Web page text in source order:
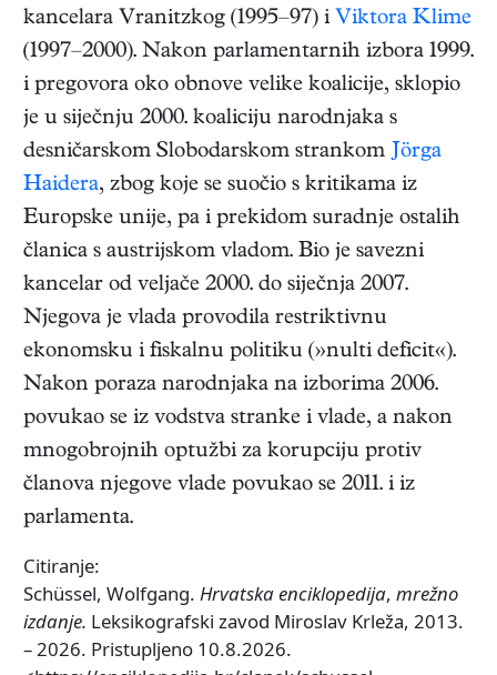
kancelara Vranitzkog (1995–97) i Viktora Klime
(1997–2000). Nakon parlamentarnih izbora 1999.
i pregovora oko obnove velike koalicije, sklopio
je u siječnju 2000. koaliciju narodnjaka s
desničarskom Slobodarskom strankom Jörga
Haidera, zbog koje se suočio s kritikama iz
Europske unije, pa i prekidom suradnje ostalih
članica s austrijskom vladom. Bio je savezni
kancelar od veljače 2000. do siječnja 2007.
Njegova je vlada provodila restriktivnu
ekonomsku i fiskalnu politiku (»nulti deficit«).
Nakon poraza narodnjaka na izborima 2006.
povukao se iz vodstva stranke i vlade, a nakon
mnogobrojnih optužbi za korupciju protiv
članova njegove vlade povukao se 2011. i iz
parlamenta.
Citiranje:
Schüssel, Wolfgang. Hrvatska enciklopedija, mrežno
izdanje. Leksikografski zavod Miroslav Krleža, 2013.
– 2026. Pristupljeno 10.8.2026.